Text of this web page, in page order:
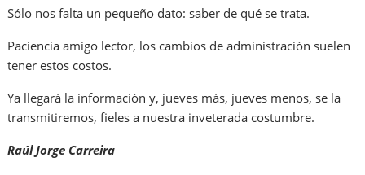
Sólo nos falta un pequeño dato: saber de qué se trata.
Paciencia amigo lector, los cambios de administración suelen
tener estos costos.
Ya llegará la información y, jueves más, jueves menos, se la
transmitiremos, fieles a nuestra inveterada costumbre.
Raúl Jorge Carreira